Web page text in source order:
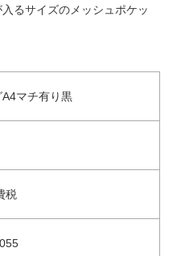
るサイズのメッシュポケッ
A4マチ有り黒
税